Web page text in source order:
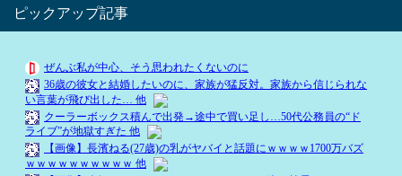
ピックアップ記事